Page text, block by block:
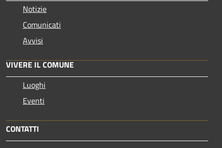
Notizie
Comunicati
Avvisi
VIVERE IL COMUNE
Luoghi
Eventi
CONTATTI